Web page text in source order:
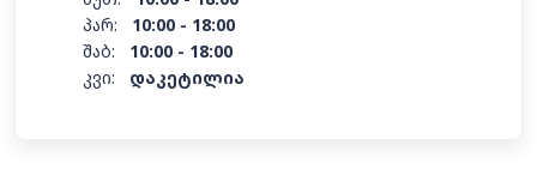
პარ:
10:00 - 18:00
შაბ:
10:00 - 18:00
კვი:
დაკეტილია